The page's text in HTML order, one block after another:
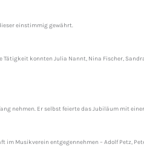
einstimmig gewährt.
konnten Julia Nannt, Nina Fischer,
nehmen. Er selbst feierte das Jubiläum mit
Musikverein entgegennehmen – Adolf Petz,